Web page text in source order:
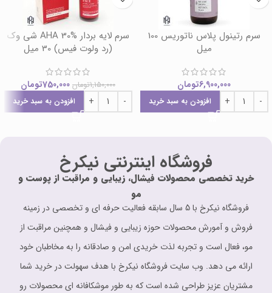
سرم رتینول پلاس ناتوریس 100
میل
6,900,000تومان
افزودن به سبد خرید
سرم لایه بردار AHA 30% شی وک
(رد ولوت فیس) 30 میل
1,150,000تومان 750,000تومان
افزودن به سبد خرید
فروشگاه اینترنتی نیکرخ
خرید تخصصی محصولات فیشال، زیبایی و مراقبت از پوست و
مو
فروشگاه نیکرخ با 5 سال سابقه فعالیت حرفه ای و تخصصی در زمینه
فروش و آمورش محصولات حوزه زیبایی و فیشال و همچنین مراقبت از
مو، فعال است و تجربه لذت خریدی امن و صادقانه را به مخاطبان خود
ارائه می دهد. وب سایت فروشگاه نیکرخ با هدف سهولت در خرید شما
مشتریان عزیز طراحی شده است که به طور موشکافانه ای محصولات رو